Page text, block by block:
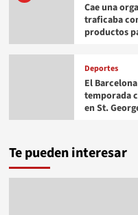
Cae una
traficaba
productos
Deportes
El
temporada
en St.
Te pueden interesar